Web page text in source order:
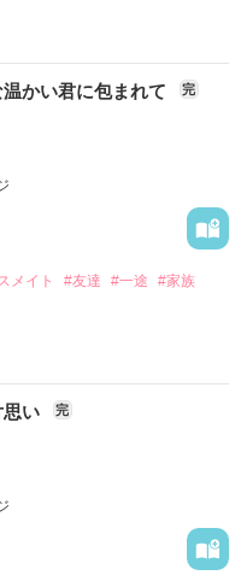
ーっ‼
してくる。
ないでしょ？」
ださい……！
？」
頼っていいからな」
せいでしょうか……？
と。
かい君に包まれて 完
メイト #友達 #一途
#家族
い 完